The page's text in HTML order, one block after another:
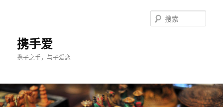
携手爱
携子之手，与子爱恋
索